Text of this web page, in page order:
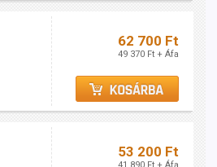
62 700 Ft
49 370 Ft + Áfa
53 200 Ft